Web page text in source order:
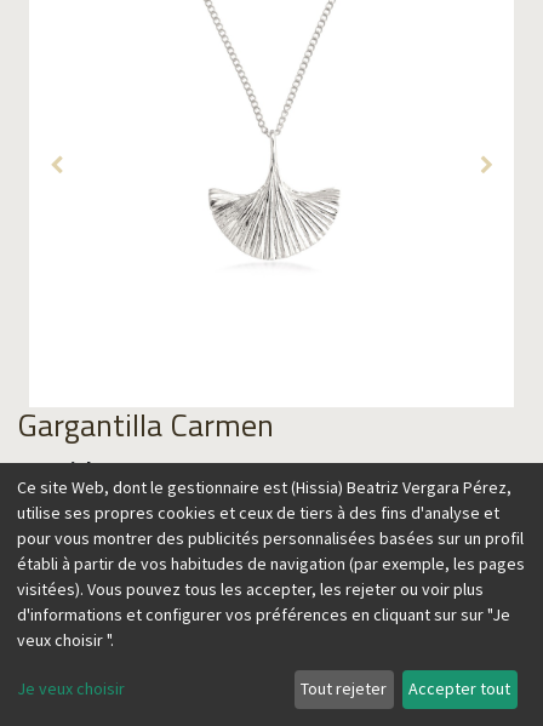
Gargantilla Carmen
Material
99,00€
Ajouter au panier
Ce site Web, dont le gestionnaire est (Hissia) Beatriz Vergara Pérez,
utilise ses propres cookies et ceux de tiers à des fins d'analyse et
pour vous montrer des publicités personnalisées basées sur un profil
établi à partir de vos habitudes de navigation (par exemple, les pages
visitées). Vous pouvez tous les accepter, les rejeter ou voir plus
d'informations et configurer vos préférences en cliquant sur sur "Je
veux choisir ".
Je veux choisir Tout rejeter Accepter tout